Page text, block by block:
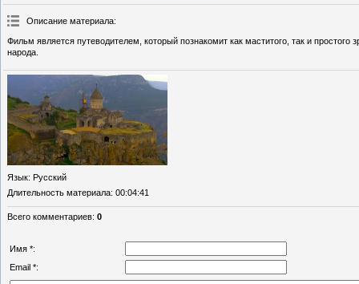
Описание материала:
Фильм является путеводителем, который познакомит как маститого, так и
народа.
Язык: Русский
Длительность материала: 00:04:41
Всего комментариев: 0
Имя *:
Email *: